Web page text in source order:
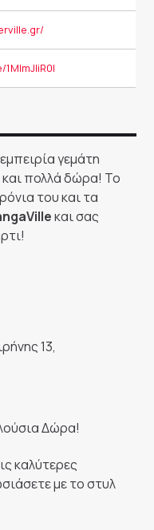
γεμάτη
και πολλά δώρα! Το
του και τα
και σας
13,
Δώρα!
καλύτερες
με το στυλ